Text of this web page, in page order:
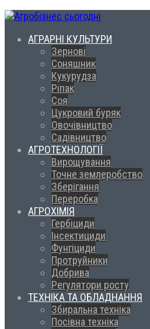
АГРАРНІ КУЛЬТУРИ
Зернові
Соняшник
Кукурудза
Ріпак
Соя
Цукровий буряк
Овочівництво
Садівництво
АГРОТЕХНОЛОГІЇ
Вирощування
Точне землеробство
Зберігання
Переробка
АГРОХІМІЯ
Гербіциди
Інсектициди
Фунгіциди
Протруйники
Добрива
Регулятори росту
ТЕХНІКА ТА ОБЛАДНАННЯ
Збиральна техніка
Посівна техніка